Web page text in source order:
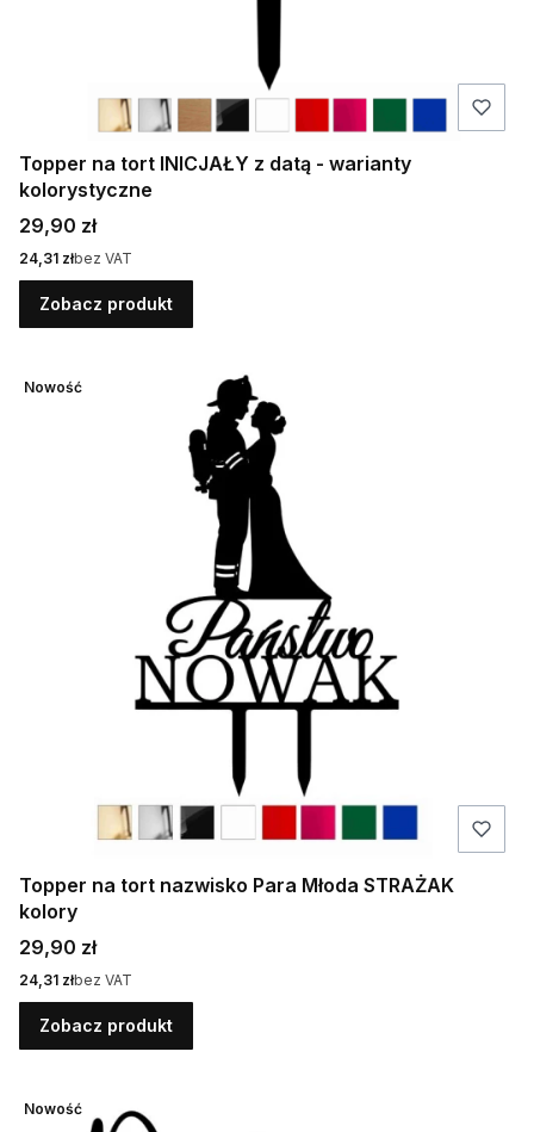
Topper na tort INICJAŁY z datą - warianty
kolorystyczne
Cena
29,90 zł
Cena
24,31 złbez VAT
Zobacz produkt
Nowość
Topper na tort nazwisko Para Młoda STRAŻAK
kolory
Cena
29,90 zł
Cena
24,31 złbez VAT
Zobacz produkt
Nowość